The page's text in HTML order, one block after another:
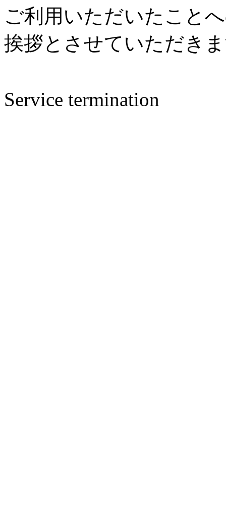
ご利用いただいたこと
挨拶とさせていただき
Service termination